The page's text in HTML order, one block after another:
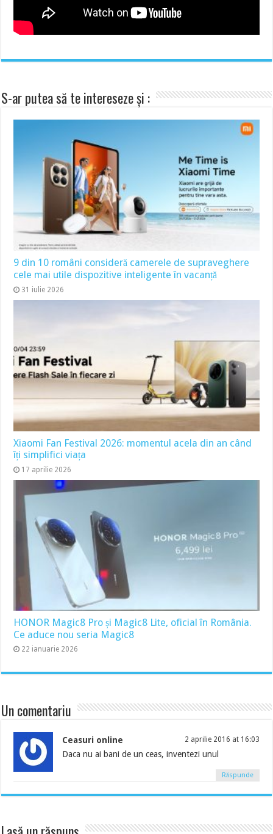
S-ar putea să te intereseze și :
9 din 10 români consideră camerele de supraveghere
cele mai utile dispozitive inteligente în vacanță
31 iulie 2026
Xiaomi Fan Festival 2026: momentul acela din an când
îți simplifici viața
17 aprilie 2026
HONOR Magic8 Pro și Magic8 Lite, oficial în România.
Ce aduce nou seria Magic8
22 ianuarie 2026
Un comentariu
Ceasuri online 2 aprilie 2016 at 16:03
Daca nu ai bani de un ceas, inventezi unul
Răspunde